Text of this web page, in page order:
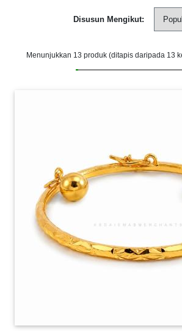
Disusun Mengikut:
Menunjukkan 13 produk (ditapis daripada 13